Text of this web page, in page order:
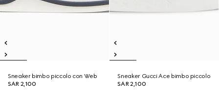
Sneaker bimbo piccolo con Web
SAR 2,100
Sneaker Gucci Ace bimbo piccolo
SAR 2,100